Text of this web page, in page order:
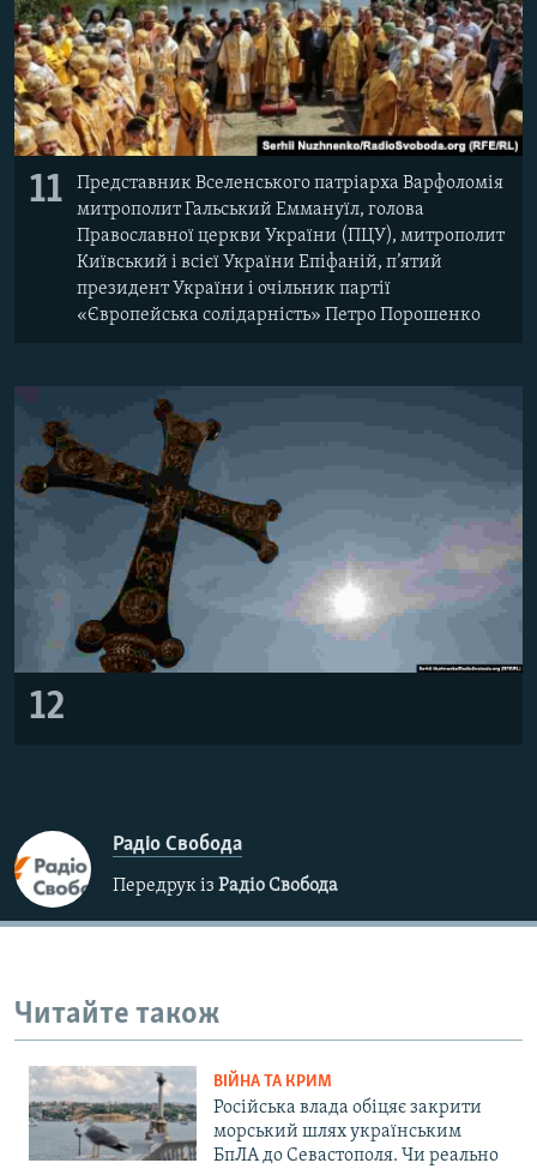
11
Представник Вселенського патріарха Варфоломія
митрополит Гальський Еммануїл, голова
Православної церкви України (ПЦУ), митрополит
Київський і всієї України Епіфаній, п’ятий
президент України і очільник партії
«Європейська солідарність» Петро Порошенко
12
Радіо Свобода
Передрук із Радіо Свобода
Читайте також
ВІЙНА ТА КРИМ
Російська влада обіцяє закрити
морський шлях українським
БпЛА до Севастополя. Чи реально